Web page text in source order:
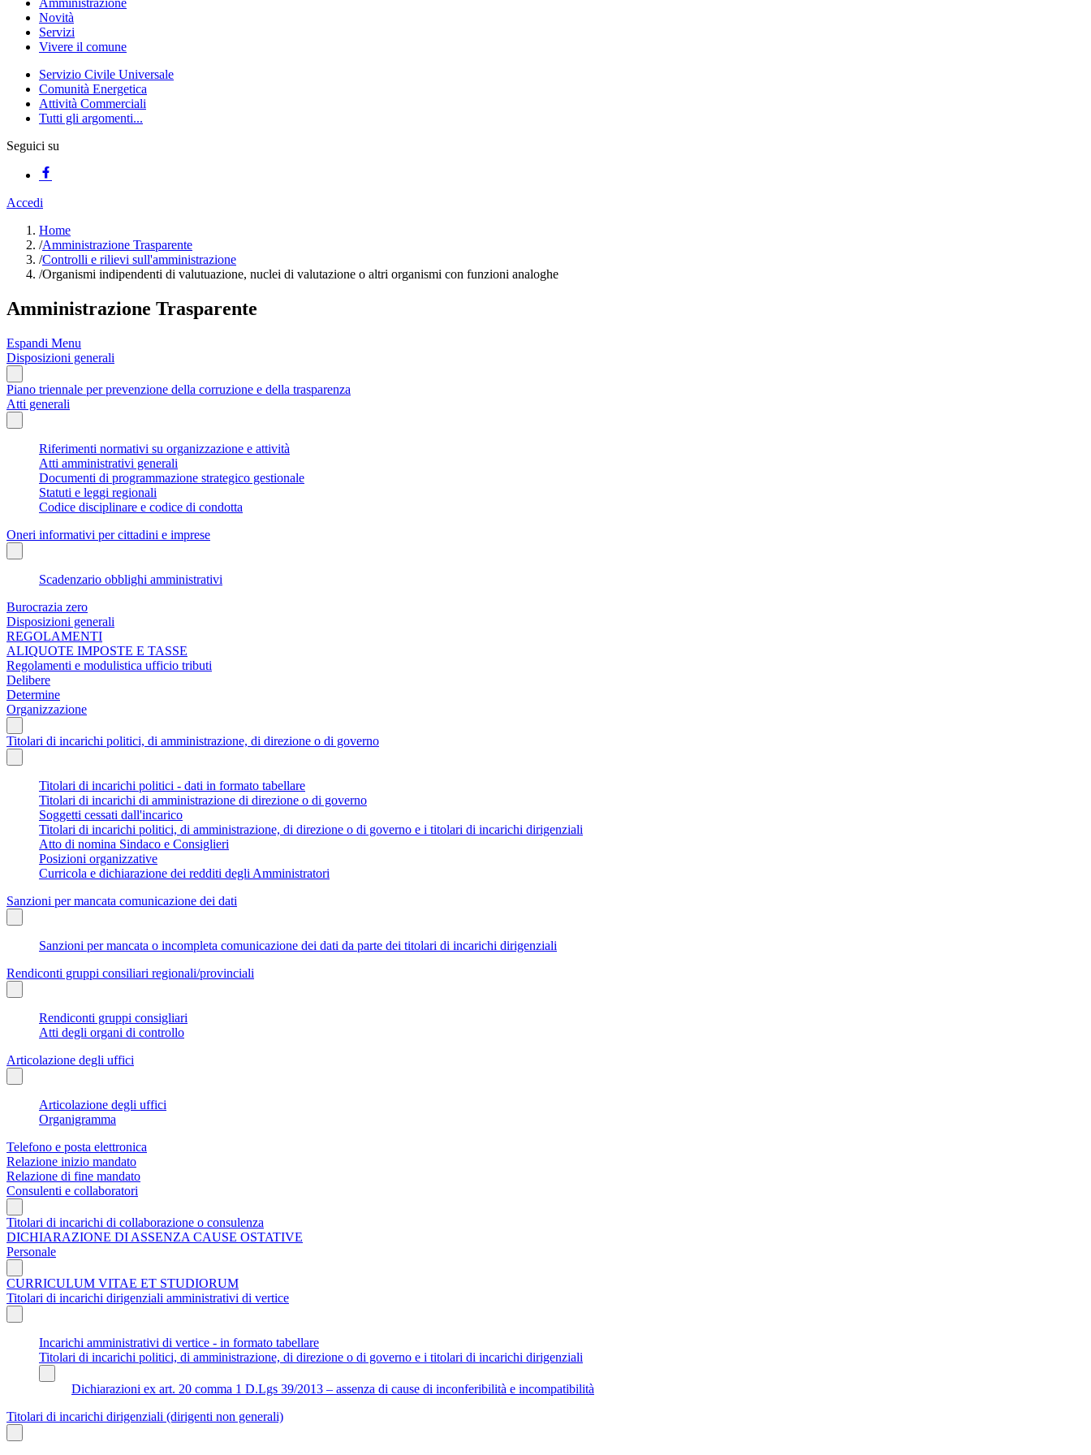
Amministrazione
Novità
Servizi
Vivere il comune
Servizio Civile Universale
Comunità Energetica
Attività Commerciali
Tutti gli argomenti...
Seguici su
Accedi
Home
/Amministrazione Trasparente
/Controlli e rilievi sull'amministrazione
/Organismi indipendenti di valutuazione, nuclei di valutazione o altri organismi con funzioni analoghe
Amministrazione Trasparente
Espandi Menu
Disposizioni generali
Piano triennale per prevenzione della corruzione e della trasparenza
Atti generali
Riferimenti normativi su organizzazione e attività
Atti amministrativi generali
Documenti di programmazione strategico gestionale
Statuti e leggi regionali
Codice disciplinare e codice di condotta
Oneri informativi per cittadini e imprese
Scadenzario obblighi amministrativi
Burocrazia zero
Disposizioni generali
REGOLAMENTI
ALIQUOTE IMPOSTE E TASSE
Regolamenti e modulistica ufficio tributi
Delibere
Determine
Organizzazione
Titolari di incarichi politici, di amministrazione, di direzione o di governo
Titolari di incarichi politici - dati in formato tabellare
Titolari di incarichi di amministrazione di direzione o di governo
Soggetti cessati dall'incarico
Titolari di incarichi politici, di amministrazione, di direzione o di governo e i titolari di incarichi dirigenziali
Atto di nomina Sindaco e Consiglieri
Posizioni organizzative
Curricola e dichiarazione dei redditi degli Amministratori
Sanzioni per mancata comunicazione dei dati
Sanzioni per mancata o incompleta comunicazione dei dati da parte dei titolari di incarichi dirigenziali
Rendiconti gruppi consiliari regionali/provinciali
Rendiconti gruppi consigliari
Atti degli organi di controllo
Articolazione degli uffici
Articolazione degli uffici
Organigramma
Telefono e posta elettronica
Relazione inizio mandato
Relazione di fine mandato
Consulenti e collaboratori
Titolari di incarichi di collaborazione o consulenza
DICHIARAZIONE DI ASSENZA CAUSE OSTATIVE
Personale
CURRICULUM VITAE ET STUDIORUM
Titolari di incarichi dirigenziali amministrativi di vertice
Incarichi amministrativi di vertice - in formato tabellare
Titolari di incarichi politici, di amministrazione, di direzione o di governo e i titolari di incarichi dirigenziali
Dichiarazioni ex art. 20 comma 1 D.Lgs 39/2013 – assenza di cause di inconferibilità e incompatibilità
Titolari di incarichi dirigenziali (dirigenti non generali)